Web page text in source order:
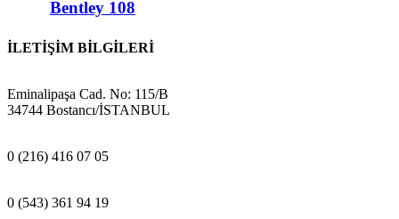
Bentley 108
İLETİŞİM BİLGİLERİ
Eminalipaşa Cad. No: 115/B
34744 Bostancı/İSTANBUL
0 (216) 416 07 05
0 (543) 361 94 19